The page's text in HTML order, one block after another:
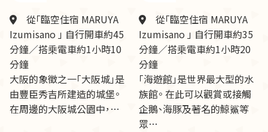
從「臨空住宿 MARUYA
Izumisano 」 自行開車約45
分鐘／搭乗電車約1小時10
分鐘
大阪的象徵之一「大阪城」是
由豐臣秀吉所建造的城堡。
在周邊的大阪城公園中，…
從「臨空住宿 MARUYA
Izumisano 」 自行開車約35
分鐘／搭乗電車約1小時20
分鐘
「海遊館」是世界最大型的水
族館。 在此可以觀賞或接觸
企鵝、海豚及著名的鯨鯊等
眾…